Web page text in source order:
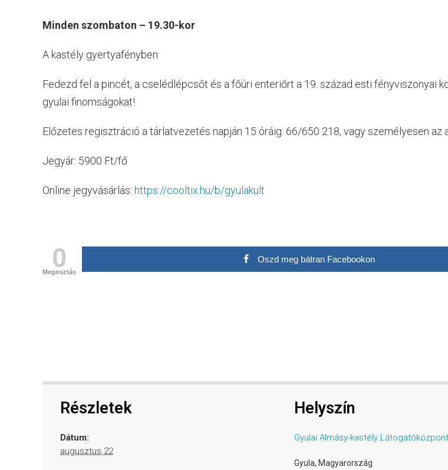
Minden szombaton – 19.30-kor
A kastély gyertyafényben
Fedezd fel a pincét, a cselédlépcsőt és a főúri enteriőrt a 19. század esti fényviszonyai
gyulai finomságokat!
Előzetes regisztráció a tárlatvezetés napján 15 óráig: 66/650 218, vagy személyesen az
Jegyár: 5900 Ft/fő
Online jegyvásárlás: https://cooltix.hu/b/gyulakult
0
Megosztás
Oszd meg bátran Facebookon
Részletek
Dátum:
augusztus 22
Helyszín
Gyulai Almásy-kastély Látogatóközpont
Gyula, Magyarország